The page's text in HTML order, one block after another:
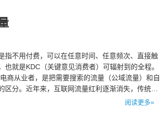
不用付费，可以在任意时间、任意频次、直接触
就是KDC（关键意见消费者）可辐射到的全程。
商从业者，是把需要搜索的流量（公域流量）和自
分。近年来，互联网流量红利逐渐消失，传统公
阅读更多»